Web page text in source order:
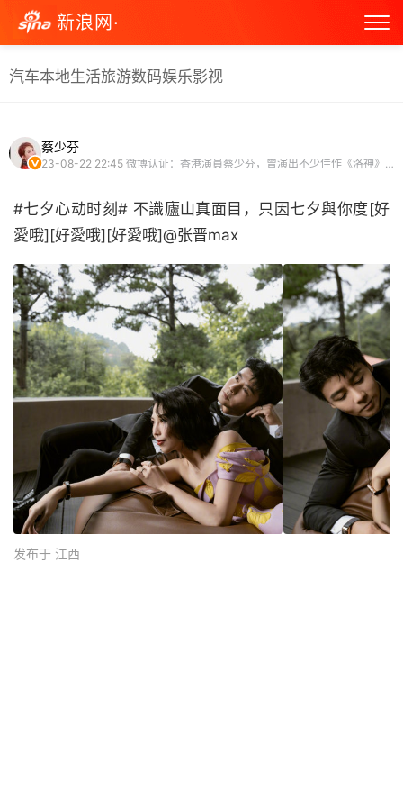
新浪网·
汽车本地生活旅游数码娱乐影视
蔡少芬
23-08-22 22:45 微博认证：香港演員蔡少芬，曾演出不少佳作《洛神》、《珠光寶氣》等
#七夕心动时刻# 不識廬山真面目，只因七夕與你度[好
愛哦][好愛哦][好愛哦]@张晋max ​
发布于 江西